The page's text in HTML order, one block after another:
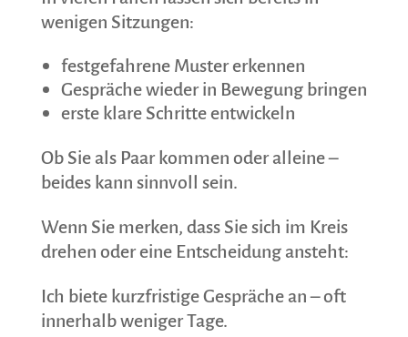
wenigen Sitzungen:
festgefahrene Muster erkennen
Gespräche wieder in Bewegung bringen
erste klare Schritte entwickeln
Ob Sie als Paar kommen oder alleine –
beides kann sinnvoll sein.
Wenn Sie merken, dass Sie sich im Kreis
drehen oder eine Entscheidung ansteht:
Ich biete kurzfristige Gespräche an – oft
innerhalb weniger Tage.